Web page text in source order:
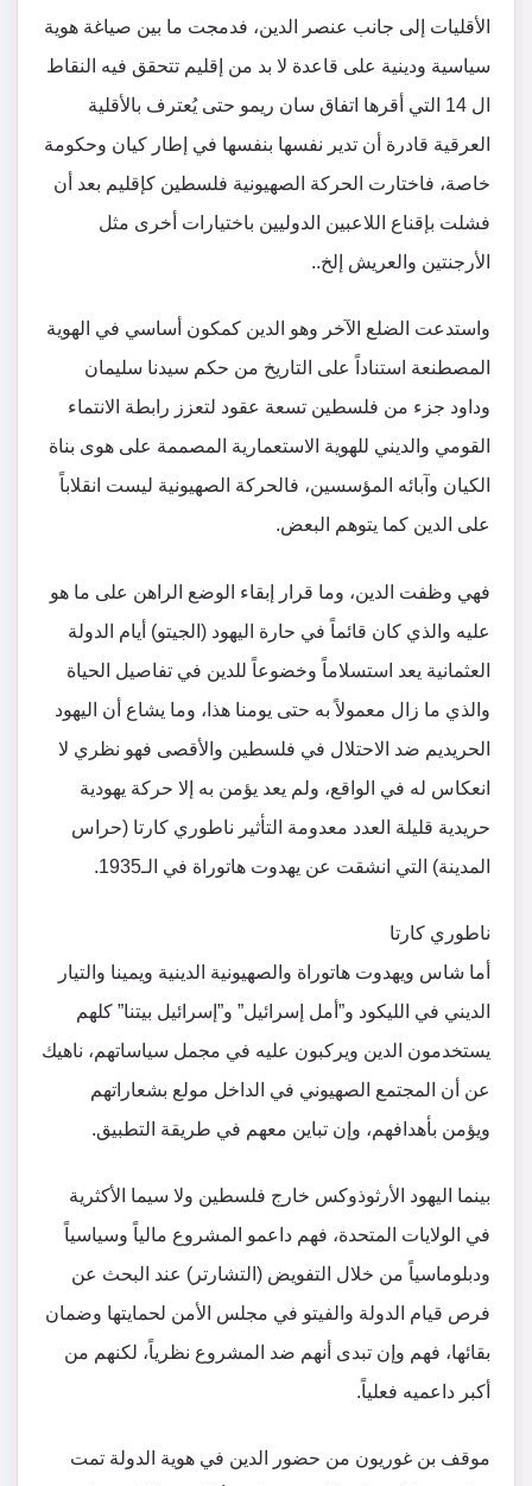
الأقليات إلى جانب عنصر الدين، فدمجت ما بين صياغة هوية
سياسية ودينية على قاعدة لا بد من إقليم تتحقق فيه النقاط
ال 14 التي أقرها اتفاق سان ريمو حتى يُعترف بالأقلية
العرقية قادرة أن تدير نفسها بنفسها في إطار كيان وحكومة
خاصة، فاختارت الحركة الصهيونية فلسطين كإقليم بعد أن
فشلت بإقناع اللاعبين الدوليين باختيارات أخرى مثل
الأرجنتين والعريش إلخ..
واستدعت الضلع الآخر وهو الدين كمكون أساسي في الهوية
المصطنعة استناداً على التاريخ من حكم سيدنا سليمان
وداود جزء من فلسطين تسعة عقود لتعزز رابطة الانتماء
القومي والديني للهوية الاستعمارية المصممة على هوى بناة
الكيان وآبائه المؤسسين، فالحركة الصهيونية ليست انقلاباً
على الدين كما يتوهم البعض.
فهي وظفت الدين، وما قرار إبقاء الوضع الراهن على ما هو
عليه والذي كان قائماً في حارة اليهود (الجيتو) أيام الدولة
العثمانية يعد استسلاماً وخضوعاً للدين في تفاصيل الحياة
والذي ما زال معمولاً به حتى يومنا هذا، وما يشاع أن اليهود
الحريديم ضد الاحتلال في فلسطين والأقصى فهو نظري لا
انعكاس له في الواقع، ولم يعد يؤمن به إلا حركة يهودية
حريدية قليلة العدد معدومة التأثير ناطوري كارتا (حراس
المدينة) التي انشقت عن يهدوت هاتوراة في الـ1935.
ناطوري كارتا
أما شاس ويهدوت هاتوراة والصهيونية الدينية ويمينا والتيار
الديني في الليكود و”أمل إسرائيل” و”إسرائيل بيتنا” كلهم
يستخدمون الدين ويركبون عليه في مجمل سياساتهم، ناهيك
عن أن المجتمع الصهيوني في الداخل مولع بشعاراتهم
ويؤمن بأهدافهم، وإن تباين معهم في طريقة التطبيق.
بينما اليهود الأرثوذوكس خارج فلسطين ولا سيما الأكثرية
في الولايات المتحدة، فهم داعمو المشروع مالياً وسياسياً
ودبلوماسياً من خلال التفويض (التشارتر) عند البحث عن
فرص قيام الدولة والفيتو في مجلس الأمن لحمايتها وضمان
بقائها، فهم وإن تبدى أنهم ضد المشروع نظرياً، لكنهم من
أكبر داعميه فعلياً.
موقف بن غوريون من حضور الدين في هوية الدولة تمت